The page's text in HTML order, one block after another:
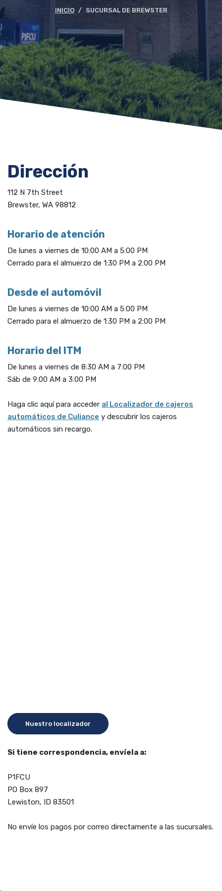
INICIO SUCURSAL DE BREWSTER
Dirección
112 N 7th Street
Brewster, WA 98812
Horario de atención
De lunes a viernes de 10:00 AM a 5:00 PM
Cerrado para el almuerzo de 1:30 PM a 2:00 PM
Desde el automóvil
De lunes a viernes de 10:00 AM a 5:00 PM
Cerrado para el almuerzo de 1:30 PM a 2:00 PM
Horario del ITM
De lunes a viernes de 8:30 AM a 7:00 PM
Sáb de 9:00 AM a 3:00 PM
Haga clic aquí para acceder al Localizador de cajeros
automáticos de Culiance (Opens in a new Window)
y descubrir los cajeros
automáticos sin recargo.
Nuestro localizador
Si tiene correspondencia, envíela a:
P1FCU
PO Box 897
Lewiston, ID 83501
No envíe los pagos por correo directamente a las sucursales.